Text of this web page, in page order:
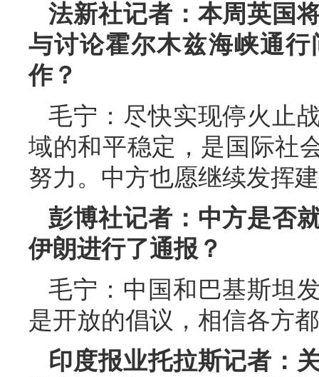
法新社记者：本周英国
与讨论霍尔木兹海峡通
作？
毛宁：尽快实现停火止
域的和平稳定，是国际社
努力。中方也愿继续发挥
彭博社记者：中方是否
伊朗进行了通报？
毛宁：中国和巴基斯坦
是开放的倡议，相信各方
印度报业托拉斯记者：